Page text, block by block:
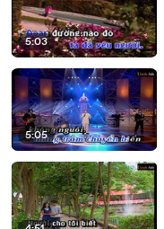
5:03
5:05